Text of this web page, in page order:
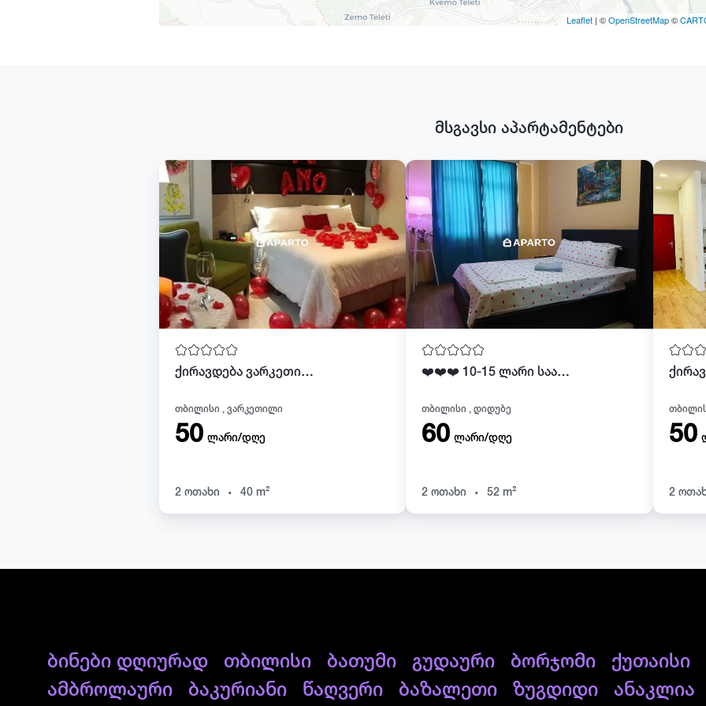
Leaflet | ©OpenStreetMap©
მსგავსი აპარტამენტები
ქირავდება ვარკეთილში
თბილისი , ვარკეთილი
50 ლარი/დღე
2 ოთახი . 40 m²
❤️❤️❤️ 10-15 ლარი საათობრივად და 60 ლარიდან ღამე
თბილისი , დიდუბე
60 ლარი/დღე
2 ოთახი . 52 m²
50
2
ბინები დღიურად თბილისი ბათუმი გუდაური ბორჯომი
ქუთაისი
ამბროლაური
ბაკურიანი წაღვერი ბაზალეთი ზუგდიდი ანაკლია